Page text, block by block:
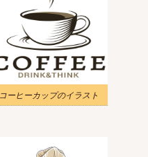
コーヒーカップのイラスト